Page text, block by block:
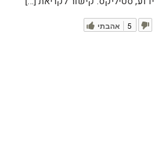
אהבתי 5